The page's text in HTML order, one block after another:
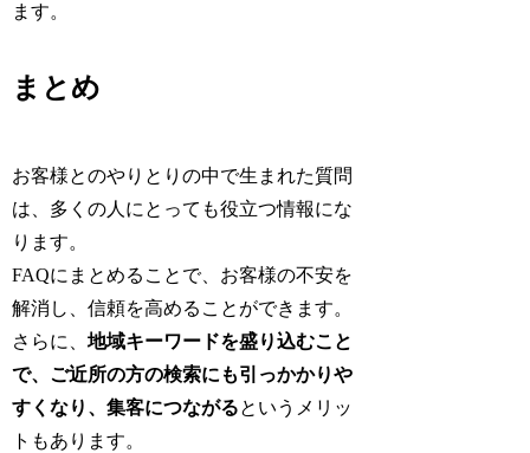
ます。
まとめ
お客様とのやりとりの中で生まれた質問
は、多くの人にとっても役立つ情報にな
ります。
FAQにまとめることで、お客様の不安を
解消し、信頼を高めることができます。
さらに、地域キーワードを盛り込むこと
で、ご近所の方の検索にも引っかかりや
すくなり、集客につながるというメリッ
トもあります。